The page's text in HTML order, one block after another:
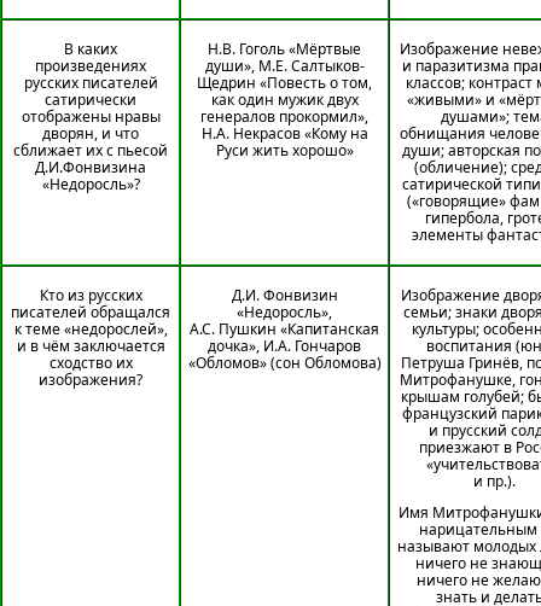
В каких
произведениях
русских писателей
сатирически
отображены нравы
дворян, и что
сближает их с пьесой
Д.И.Фонвизина
«Недоросль»?
Н.В. Гоголь «Мёртвые
души», М.Е. Салтыков-
Щедрин «Повесть о том,
как один мужик двух
генералов прокормил»,
Н.А. Некрасов «Кому на
Руси жить хорошо»
Изображение
и паразитизма
классов;
«живыми» и
душами»;
обнищания
души; авторская
(обличение);
сатирической
(«говорящие»
гипербола,
элементы
Кто из русских
писателей обращался
к теме «недорослей»,
и в чём заключается
сходство их
изображения?
Д.И. Фонвизин
«Недоросль»,
А.С. Пушкин «Капитанская
дочка», И.А. Гончаров
«Обломов» (сон Обломова)
Изображение
семьи; знаки
культуры;
воспитания
Петруша Гринёв,
Митрофанушке,
крышам голубей;
французский
и прусский
приезжают в
и пр.).
Имя
нарицательным
называют
ничего не
ничего не
знать и